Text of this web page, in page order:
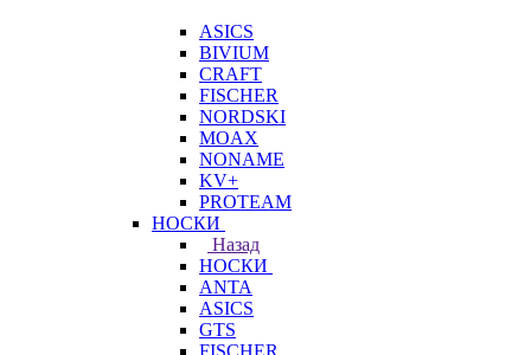
ASICS
BIVIUM
CRAFT
FISCHER
NORDSKI
MOAX
NONAME
KV+
PROTEAM
НОСКИ
Назад
НОСКИ
ANTA
ASICS
GTS
FISCHER